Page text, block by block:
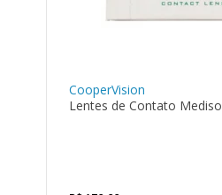
CooperVision
Lentes de Contato